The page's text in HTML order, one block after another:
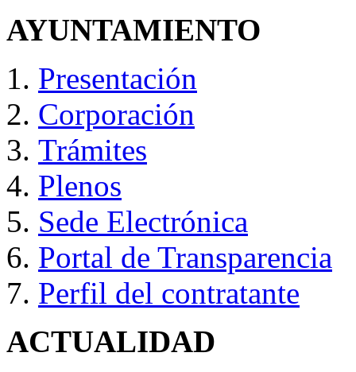
AYUNTAMIENTO
Presentación
Corporación
Trámites
Plenos
Sede Electrónica
Portal de Transparencia
Perfil del contratante
ACTUALIDAD